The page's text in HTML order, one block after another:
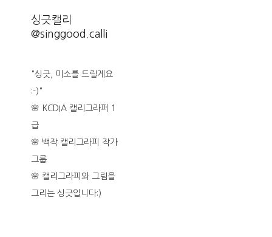
싱긋캘리
@singgood.calli
"싱긋, 미소를 드릴게요
:-)"
🌸 KCDIA 캘리그라퍼 1
급
🌸 백작 캘리그라피 작가
그룹
🌸 캘리그라피와 그림을
그리는 싱긋입니다:)